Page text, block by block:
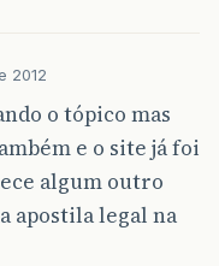
2012
o tópico mas
e o site já foi
algum outro
apostila legal na